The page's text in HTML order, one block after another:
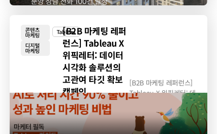
콘텐츠
마케팅
디지털
마케팅
Tableau
[B2B 마케팅 레퍼
런스] Tableau X
위픽레터: 데이터
시각화 솔루션의
고관여 타깃 확보
캠페인
[B2B 마케팅 레퍼런스]
Tableau X 위픽레터: 데